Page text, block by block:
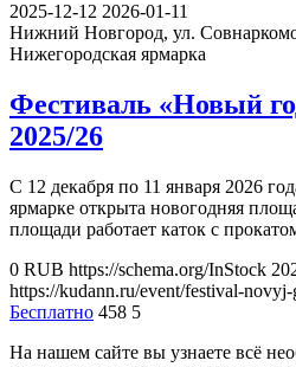
2025-12-12 2026-01-11
Нижний Новгород, ул.
Нижегородская ярмарка
Фестиваль «Новый
2025/26
С 12 декабря по 11 января 2026
ярмарке открыта новогодняя
площади работает каток с
0 RUB https://schema.org/InStock
https://kudann.ru/event/festival-
Бесплатно 458 5
На нашем сайте вы узнаете всё